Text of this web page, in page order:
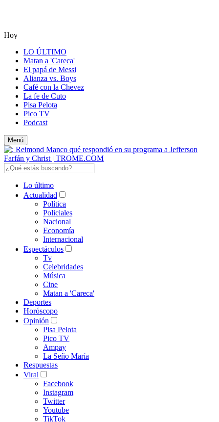
Hoy
LO ÚLTIMO
Matan a 'Careca'
El papá de Messi
Alianza vs. Boys
Café con la Chevez
La fe de Cuto
Pisa Pelota
Pico TV
Podcast
Menú
Lo último
Actualidad
Política
Policiales
Nacional
Economía
Internacional
Espectáculos
Tv
Celebridades
Música
Cine
Matan a 'Careca'
Deportes
Horóscopo
Opinión
Pisa Pelota
Pico TV
Ampay
La Seño María
Respuestas
Viral
Facebook
Instagram
Twitter
Youtube
TikTok